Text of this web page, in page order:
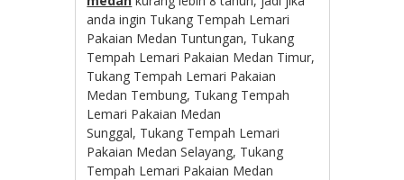
anda ingin Tukang Tempah Lemari
Pakaian Medan Tuntungan, Tukang
Tempah Lemari Pakaian Medan Timur,
Tukang Tempah Lemari Pakaian
Medan Tembung, Tukang Tempah
Lemari Pakaian Medan
Sunggal, Tukang Tempah Lemari
Pakaian Medan Selayang, Tukang
Tempah Lemari Pakaian Medan